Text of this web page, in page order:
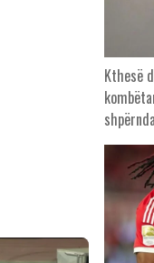
Kthesë